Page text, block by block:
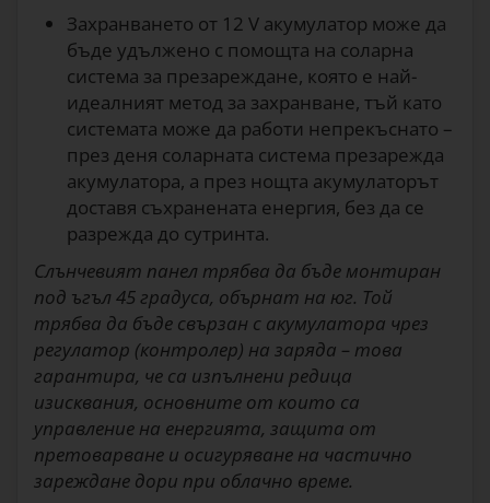
Захранването от 12 V акумулатор може да
бъде удължено с помощта на соларна
система за презареждане, която е най-
идеалният метод за захранване, тъй като
системата може да работи непрекъснато –
през деня соларната система презарежда
акумулатора, а през нощта акумулаторът
доставя съхранената енергия, без да се
разрежда до сутринта.
Слънчевият панел трябва да бъде монтиран
под ъгъл 45 градуса, обърнат на юг. Той
трябва да бъде свързан с акумулатора чрез
регулатор (контролер) на заряда – това
гарантира, че са изпълнени редица
изисквания, основните от които са
управление на енергията, защита от
претоварване и осигуряване на частично
зареждане дори при облачно време.